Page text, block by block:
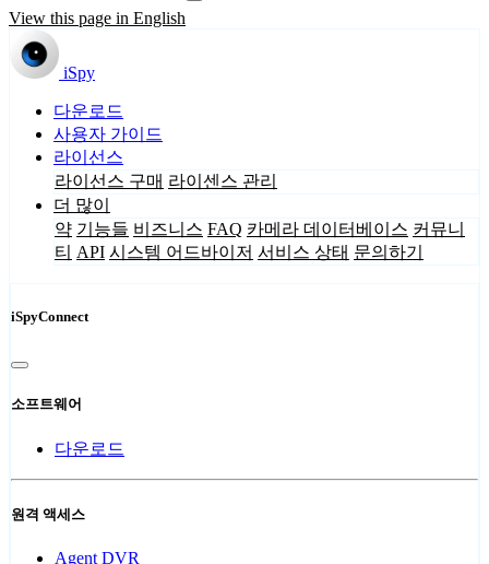
View this page in English
iSpy
다운로드
사용자 가이드
라이선스
라이선스 구매 라이센스 관리
더 많이
약 기능들 비즈니스 FAQ 카메라 데이터베이스 커뮤니
티 API 시스템 어드바이저 서비스 상태 문의하기
iSpyConnect
소프트웨어
다운로드
원격 액세스
Agent DVR